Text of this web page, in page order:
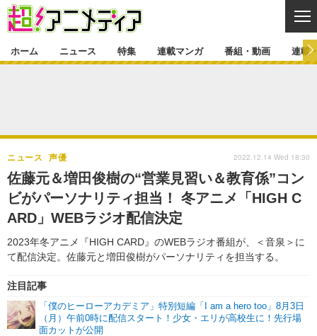
ゲーム・アプリ マンガ
グッズ イベント
声優
舞台 新帝スタ
特集一覧 カバー
ラキりす
連載マンガ
連載マンガ一覧 連載一覧
番組・動画
番組・動画一覧 ラジオ
動画
連載・ブログ
連載・ブログ一覧
編集部ブログ・お知らせ
ホーム ニュース 特集 連載マンガ 番組・動画 連載
佐藤元＆増田俊樹の“営業見習い＆教育係”コン
ビがパーソナリティ担当！ 冬アニメ「HIGH C
ARD」WEBラジオ配信決定
2023年冬アニメ『HIGH CARD』のWEBラジオ番組が、＜音泉＞に
て配信決定。佐藤元と増田俊樹がパーソナリティを担当する。
ニュース 声優
注目記事
「僕のヒーローアカデミア」特別短編「I am a hero too」8月3日
（月）午前0時に配信スタート！少女・エリが高校生に！先行場
面カットが公開
2022.12.14 Wed 18:30